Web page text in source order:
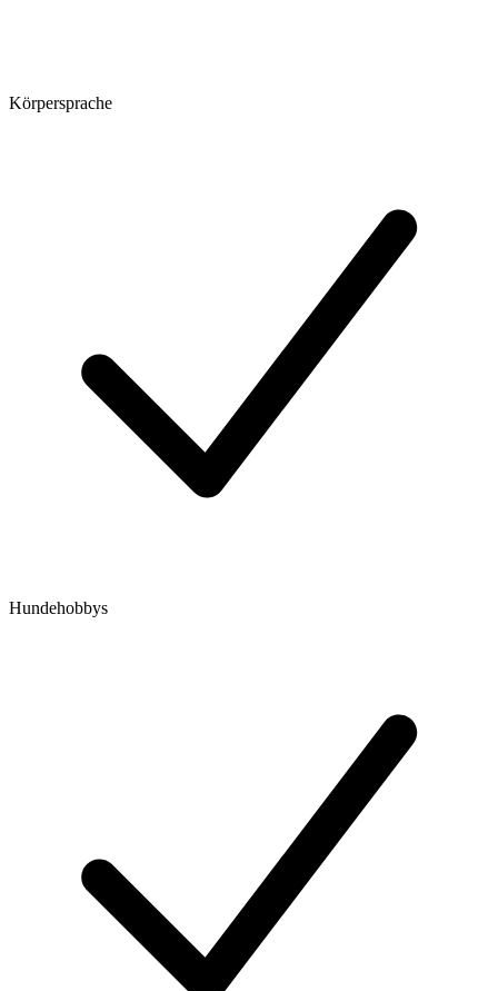
Körpersprache
Hundehobbys